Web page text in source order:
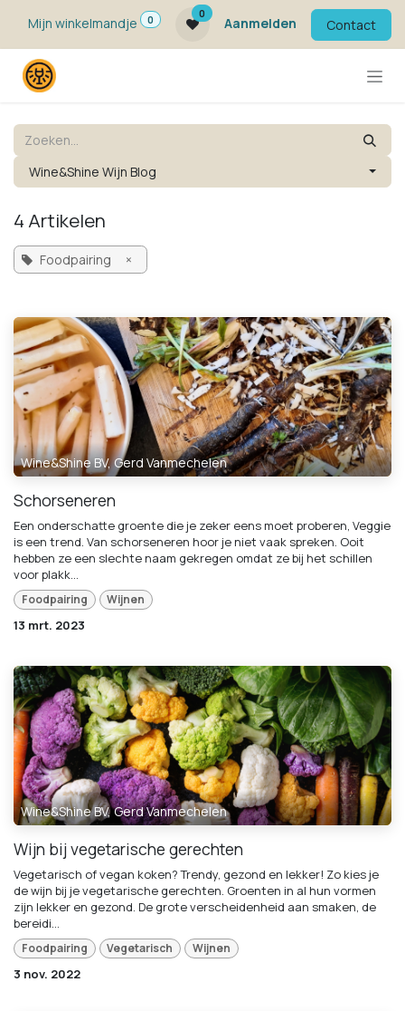
Mijn winkelmandje
0
0
Aanmelden Contact
Wine&Shine Wijn Blog
4 Artikelen
Foodpairing ×
Wine&Shine BV, Gerd Vanmechelen
Schorseneren
Een onderschatte groente die je zeker eens moet proberen, Veggie
is een trend. Van schorseneren hoor je niet vaak spreken. Ooit
hebben ze een slechte naam gekregen omdat ze bij het schillen
voor plakk...
Foodpairing Wijnen
13 mrt. 2023
Wine&Shine BV, Gerd Vanmechelen
Wijn bij vegetarische gerechten
Vegetarisch of vegan koken? Trendy, gezond en lekker! Zo kies je
de wijn bij je vegetarische gerechten. Groenten in al hun vormen
zijn lekker en gezond. De grote verscheidenheid aan smaken, de
bereidi...
Foodpairing Vegetarisch Wijnen
3 nov. 2022